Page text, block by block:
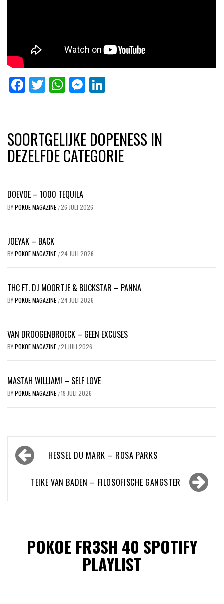
Facebook
Twitter
WhatsApp
Messenger
SOORTGELIJKE DOPENESS IN
DEZELFDE CATEGORIE
DOEVOE – 1000 TEQUILA
BYPOKOE MAGAZINE /26 JULI 2026
JOEYAK – BACK
BYPOKOE MAGAZINE /24 JULI 2026
THC FT. DJ MOORTJE & BUCKSTAR – PANNA
BYPOKOE MAGAZINE /24 JULI 2026
VAN DROOGENBROECK – GEEN EXCUSES
BYPOKOE MAGAZINE /21 JULI 2026
MASTAH WILLIAM! – SELF LOVE
BYPOKOE MAGAZINE /19 JULI 2026
Bericht
navigatieHESSEL DU MARK – ROSA PARKS
TEIKE VAN BADEN – FILOSOFISCHE GANGSTER
POKOE FR3SH 40 SPOTIFY
PLAYLIST